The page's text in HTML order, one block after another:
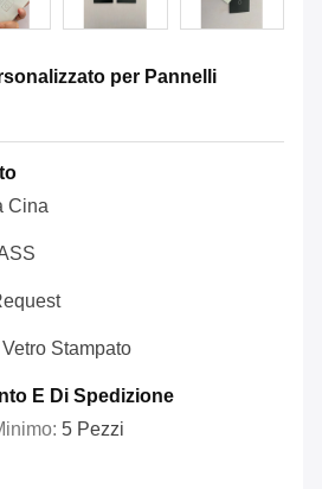
per Pannelli
Cina
Vetro Stampato
E Di Spedizione
5 Pezzi